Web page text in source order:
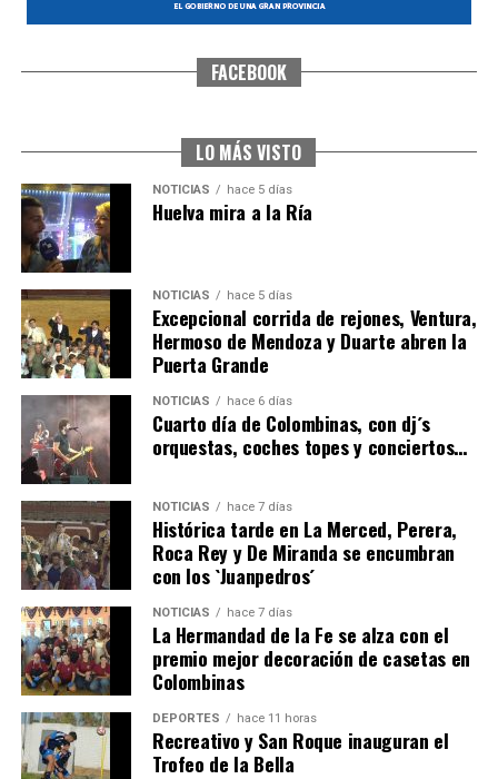
SEXTA CORRIDA DE LAS FIESTAS COLOMBINAS
6º DÍA DE LAS FIESTAS COLOMBINAS 2026
hace 4 días Huelvatv
QUINTA CORRIDA DE LAS FIESTAS COLOMBINAS
2026
hace 4 días· Huelvatv
FACEBOOK
LO MÁS VISTO
NOTICIAS hace 5 días
Huelva mira a la Ría
NOTICIAS hace 5 días
Excepcional corrida de rejones, Ventura,
Hermoso de Mendoza y Duarte abren la
Puerta Grande
NOTICIAS hace 6 días
Cuarto día de Colombinas, con dj´s
orquestas, coches topes y conciertos…
NOTICIAS hace 7 días
Histórica tarde en La Merced, Perera,
Roca Rey y De Miranda se encumbran
con los `Juanpedros´
NOTICIAS hace 7 días
La Hermandad de la Fe se alza con el
premio mejor decoración de casetas en
Colombinas
DEPORTES hace 11 horas
Recreativo y San Roque inauguran el
Trofeo de la Bella